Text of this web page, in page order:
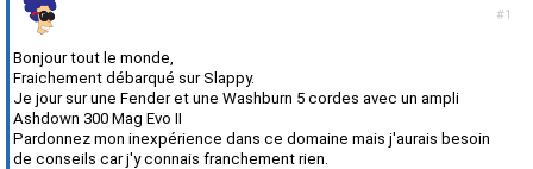
#1
Bonjour tout le monde,
Fraichement débarqué sur Slappy.
Je jour sur une Fender et une Washburn 5 cordes avec un ampli
Ashdown 300 Mag Evo II
Pardonnez mon inexpérience dans ce domaine mais j'aurais besoin
de conseils car j'y connais franchement rien.